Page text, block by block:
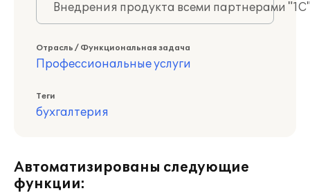
Внедрения продукта всеми партнерами
Отрасль / Функциональная задача
Профессиональные услуги
Теги
бухгалтерия
Автоматизированы следующие
функции: